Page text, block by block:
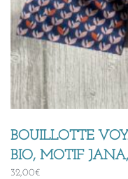
BOUILLOTTE
BIO, MOTIF
32,00€